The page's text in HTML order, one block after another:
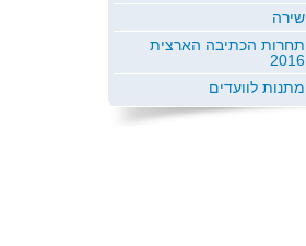
שירה
תחרות הכתיבה הארצית
2016
מתנות לוועדים